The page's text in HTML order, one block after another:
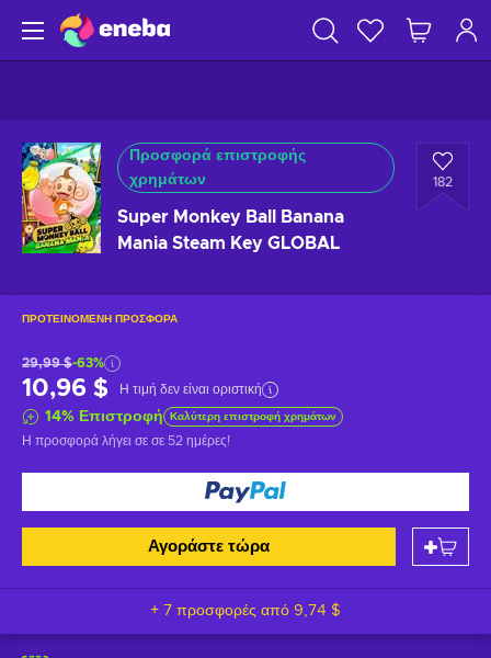
Προσφορά επιστροφής
χρημάτων
Super Monkey Ball Banana
Mania Steam Key GLOBAL
182
ΠΡΟΤΕΙΝΌΜΕΝΗ ΠΡΟΣΦΟΡΆ
29,99 $-63%
10,96 $ Η τιμή δεν είναι οριστική
14% Επιστροφή Καλύτερη επιστροφή χρημάτων
Η προσφορά λήγει σε σε 52 ημέρες!
Αγοράστε τώρα
+ 7 προσφορές από 9,74 $